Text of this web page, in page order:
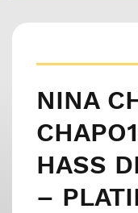
NINA
HASS
–